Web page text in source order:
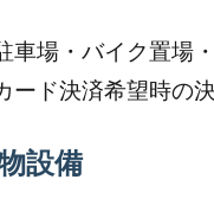
車場・バイク置場
ード決済希望時の
設備